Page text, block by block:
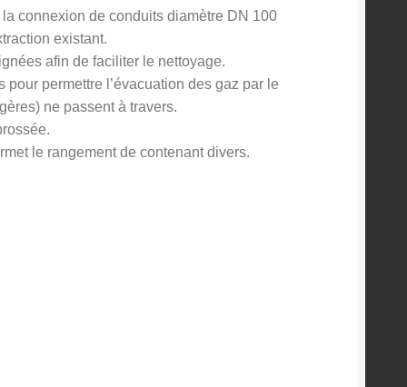
connexion de conduits diamètre DN 100
existant.
afin de faciliter le nettoyage.
permettre l’évacuation des gaz par le
ne passent à travers.
le rangement de contenant divers.